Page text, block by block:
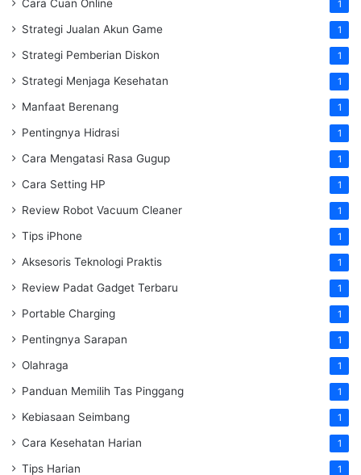
Cara Cuan Online 1
Strategi Jualan Akun Game 1
Strategi Pemberian Diskon 1
Strategi Menjaga Kesehatan 1
Manfaat Berenang 1
Pentingnya Hidrasi 1
Cara Mengatasi Rasa Gugup 1
Cara Setting HP 1
Review Robot Vacuum Cleaner 1
Tips iPhone 1
Aksesoris Teknologi Praktis 1
Review Padat Gadget Terbaru 1
Portable Charging 1
Pentingnya Sarapan 1
Olahraga 1
Panduan Memilih Tas Pinggang 1
Kebiasaan Seimbang 1
Cara Kesehatan Harian 1
Tips Harian 1